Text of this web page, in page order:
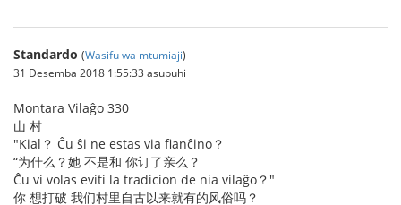
Standardo (Wasifu wa mtumiaji)
31 Desemba 2018 1:55:33 asubuhi
Montara Vilaĝo 330
山 村
"Kial？ Ĉu ŝi ne estas via fianĉino？
“为什么？她 不是和 你订了亲么？
Ĉu vi volas eviti la tradicion de nia vilaĝo？"
你 想打破 我们村里自古以来就有的风俗吗？